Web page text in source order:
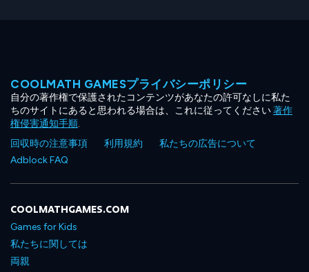
COOLMATH GAMESプライバシーポリシー
自分の著作権で保護されたコンテンツがあなたの許可なしに私た
ちのサイトにあると思われる場合は、これに従ってください著作
権侵害通知手順.
回収時の注意事項
利用規約
私たちの広告について
Adblock FAQ
COOLMATHGAMES.COM
Games for Kids
私たちに関しては
両親